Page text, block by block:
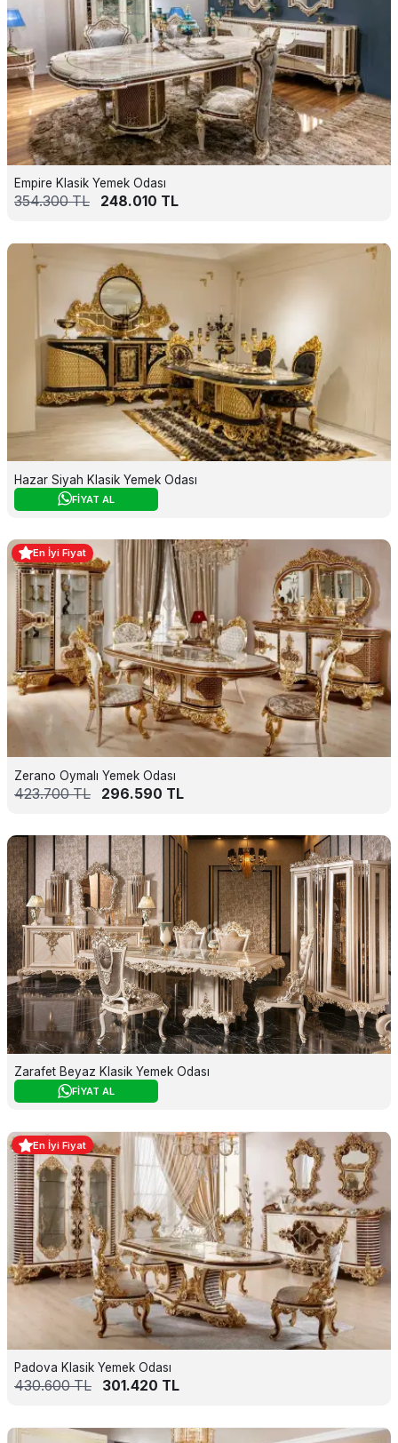
Empire Klasik Yemek Odası
354.300TL 248.010 TL
Hazar Siyah Klasik Yemek Odası
FİYAT AL
En İyi Fiyat
Zerano Oymalı Yemek Odası
423.700TL 296.590 TL
Zarafet Beyaz Klasik Yemek Odası
FİYAT AL
En İyi Fiyat
Padova Klasik Yemek Odası
430.600TL 301.420 TL